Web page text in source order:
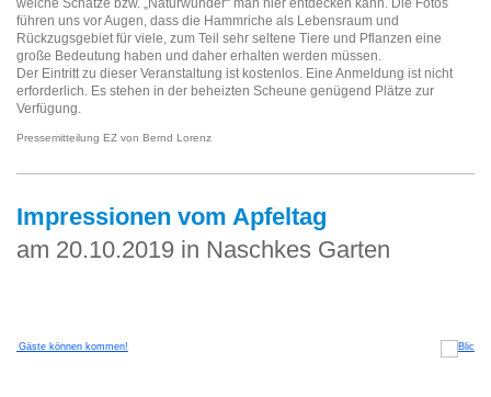
führen uns vor Augen, dass die Hammriche als Lebensraum und
Rückzugsgebiet für viele, zum Teil sehr seltene Tiere und Pflanzen eine
große Bedeutung haben und daher erhalten werden müssen.
Der Eintritt zu dieser Veranstaltung ist kostenlos. Eine Anmeldung ist nicht
erforderlich. Es stehen in der beheizten Scheune genügend Plätze zur
Verfügung.
Pressemitteilung EZ von Bernd Lorenz
Impressionen vom Apfeltag
am 20.10.2019 in Naschkes Garten